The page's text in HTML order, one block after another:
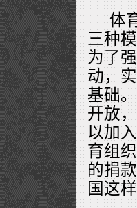
体
三种
为了
动，
基础
开放
以加
育组
的捐
国这